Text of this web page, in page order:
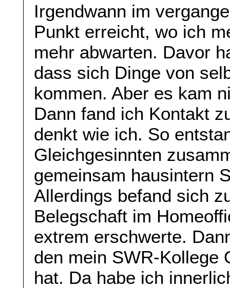
Irgendwann im
Punkt erreicht, wo ich
mehr abwarten. Davor
dass sich Dinge von
kommen. Aber es kam
Dann fand ich Kontakt
denkt wie ich. So
Gleichgesinnten
gemeinsam hausintern
Allerdings befand sich
Belegschaft im
extrem erschwerte.
den mein SWR-Kollege
hat. Da habe ich